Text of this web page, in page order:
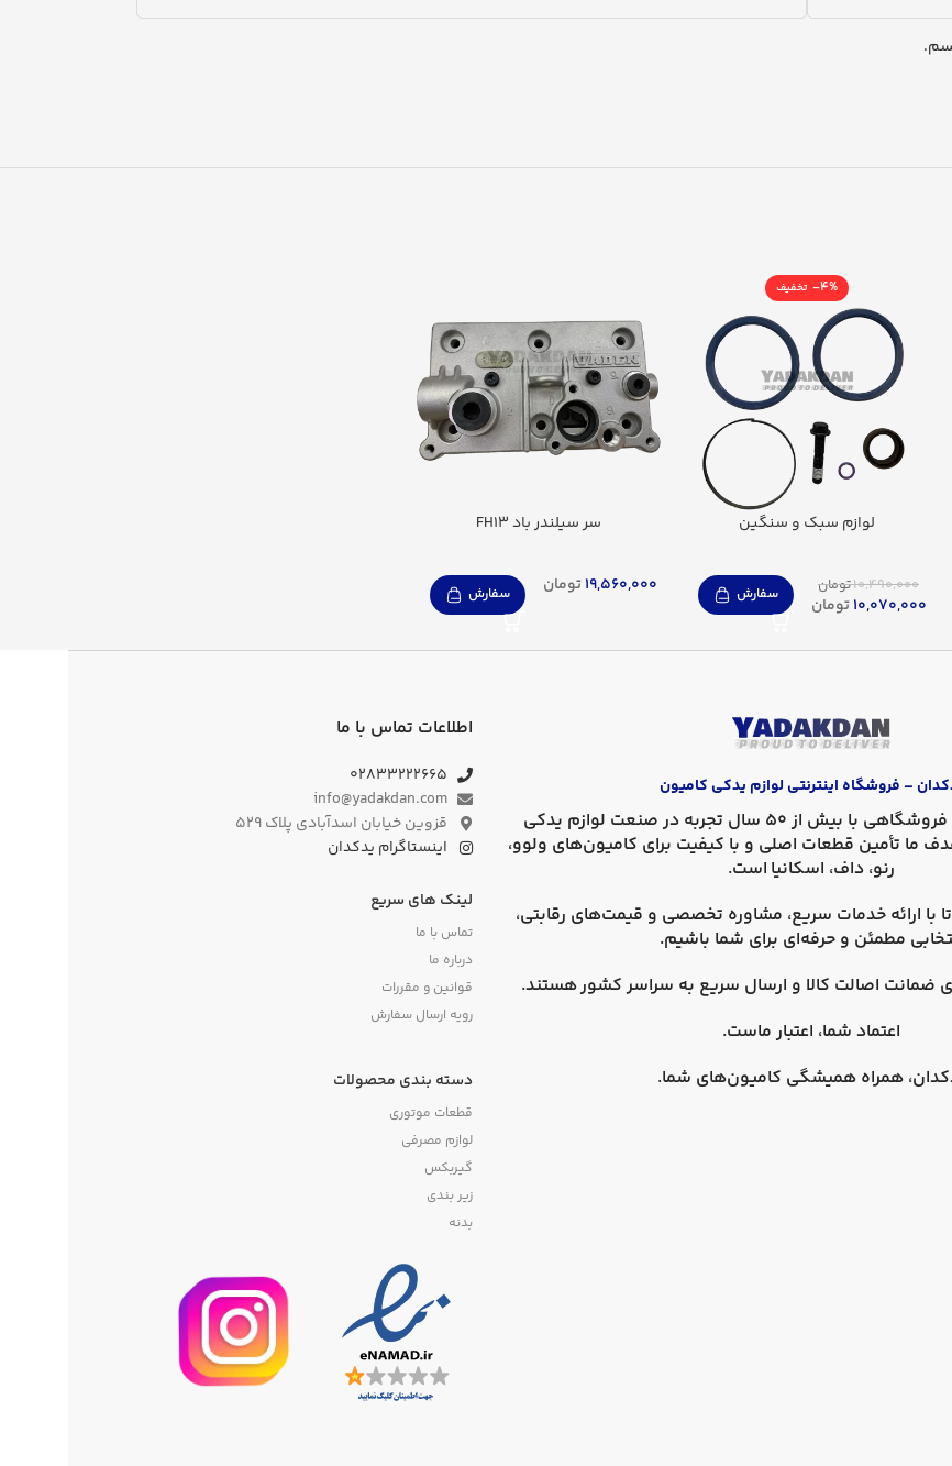
-4%
لوازم سبک و سنگین
10,490,000تومان
10,070,000 تومان سفارش
سر سیلندر باد FH13
19,560,000تومان سفارش
– فروشگاه اینترنتی لوازم یدکی کامیون
، به عنوان فروشگاهی با بیش از 50 سال تجربه در صنعت لوازم یدکی
ما تأمین قطعات اصلی و با کیفیت برای کامیون‌های ولوو،
رنو، داف، اسکانیا است.
با ارائه خدمات سریع، مشاوره تخصصی و قیمت‌های رقابتی،
مطمئن و حرفه‌ای برای شما باشیم.
ضمانت اصالت کالا و ارسال سریع به سراسر کشورهستند.
اعتماد شما، اعتبار ماست.
همراه همیشگی کامیون‌های شما.
اطلاعات تماس با ما
۰۲۸۳۳۲۲۲۶۶۵
info@yadakdan.com
قزوین خیابان اسدآبادی پلاک ۵۲۹
اینستاگرام یدکدان
لینک های سریع
تماس با ما
درباره ما
قوانین و مقررات
رویه ارسال سفارش
دسته بندی محصولات
قطعات موتوری
لوازم مصرفی
گیربکس
زیر بندی
بدنه